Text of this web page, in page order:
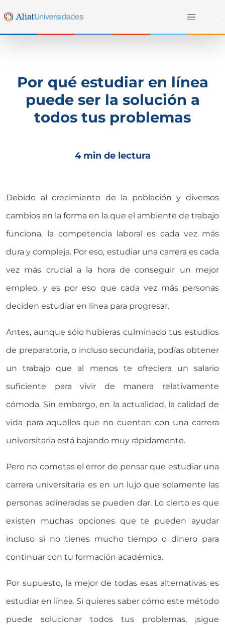
Por qué estudiar en línea
puede ser la solución a
todos tus problemas
4 min de lectura
Debido al crecimiento de la población y diversos
cambios en la forma en la que el ambiente de trabajo
funciona, la competencia laboral es cada vez más
dura y compleja. Por eso, estudiar una carrera es cada
vez más crucial a la hora de conseguir un mejor
empleo, y es por eso que cada vez más personas
deciden estudiar en línea para progresar.
Antes, aunque sólo hubieras culminado tus estudios
de preparatoria, o incluso secundaria, podías obtener
un trabajo que al menos te ofreciera un salario
suficiente para vivir de manera relativamente
cómoda. Sin embargo, en la actualidad, la calidad de
vida para aquellos que no cuentan con una carrera
universitaria está bajando muy rápidamente.
Pero no cometas el error de pensar que estudiar una
carrera universitaria es en un lujo que solamente las
personas adineradas se pueden dar. Lo cierto es que
existen muchas opciones que te pueden ayudar
incluso si no tienes mucho tiempo o dinero para
continuar con tu formación académica.
Por supuesto, la mejor de todas esas alternativas es
estudiar en línea. Si quieres saber cómo este método
puede solucionar todos tus problemas, ¡sigue